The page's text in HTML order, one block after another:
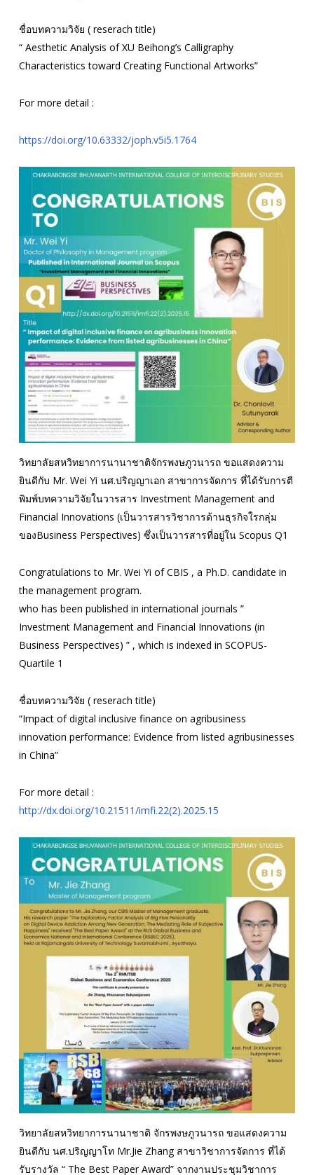
ชื่อบทความวิจัย ( reserach title)
“ Aesthetic Analysis of XU Beihong’s Calligraphy
Characteristics toward Creating Functional Artworks”
For more detail :
https://doi.org/10.63332/joph.v5i5.1764
วิทยาลัยสหวิทยาการนานาชาติจักรพงษภูวนารถ ขอแสดงความ
ยินดีกับ Mr. Wei Yi นศ.ปริญญาเอก สาขาการจัดการ ที่ได้รับการตี
พิมพ์บทความวิจัยในวารสาร Investment Management and
Financial Innovations (เป็นวารสารวิชาการด้านธุรกิจใรกลุ่ม
ของBusiness Perspectives) ซึ่งเป็นวารสารที่อยู่ใน Scopus Q1
Congratulations to Mr. Wei Yi of CBIS , a Ph.D. candidate in
the management program.
who has been published in international journals ”
Investment Management and Financial Innovations (in
Business Perspectives) ” , which is indexed in SCOPUS-
Quartile 1
ชื่อบทความวิจัย ( reserach title)
“Impact of digital inclusive finance on agribusiness
innovation performance: Evidence from listed agribusinesses
in China”
For more detail :
http://dx.doi.org/10.21511/imfi.22(2).2025.15
วิทยาลัยสหวิทยาการนานาชาติ จักรพงษภูวนารถ ขอแสดงความ
ยินดีกับ นศ.ปริญญาโท Mr.Jie Zhang สาขาวิชาการจัดการ ที่ได้
รับรางวัล “ The Best Paper Award” จากงานประชุมวิชาการ